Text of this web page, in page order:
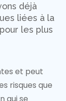
déjà
liées à la
les plus
et peut
risques que